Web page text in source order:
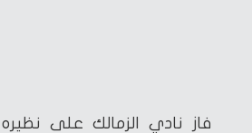
فاز نادي الزمالك على